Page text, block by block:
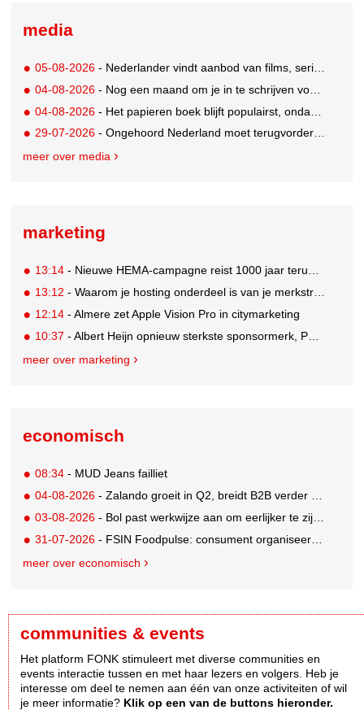
media
05-08-2026 - Nederlander vindt aanbod van films, series en sport vaak versnipperd
04-08-2026 - Nog een maand om je in te schrijven voor de Mercurs 2026
04-08-2026 - Het papieren boek blijft populairst, ondanks digitale alternatieven
29-07-2026 - Ongehoord Nederland moet terugvordering betalen aan Commissariaat voor de Media
meer over media
marketing
13:14 - Nieuwe HEMA-campagne reist 1000 jaar terug in de tijd naar 'Hemastein'
13:12 - Waarom je hosting onderdeel is van je merkstrategie
12:14 - Almere zet Apple Vision Pro in citymarketing
10:37 - Albert Heijn opnieuw sterkste sponsormerk, PostNL daalt
meer over marketing
economisch
08:34 - MUD Jeans failliet
04-08-2026 - Zalando groeit in Q2, breidt B2B verder uit en innoveert met AI
03-08-2026 - Bol past werkwijze aan om eerlijker te zijn naar verkopers en consumenten
31-07-2026 - FSIN Foodpulse: consument organiseert eet- en koopgedrag bewuster
meer over economisch
communities & events
Het platform FONK stimuleert met diverse communities en
events interactie tussen en met haar lezers en volgers. Heb je
interesse om deel te nemen aan één van onze activiteiten of wil
je meer informatie? Klik op een van de buttons hieronder.